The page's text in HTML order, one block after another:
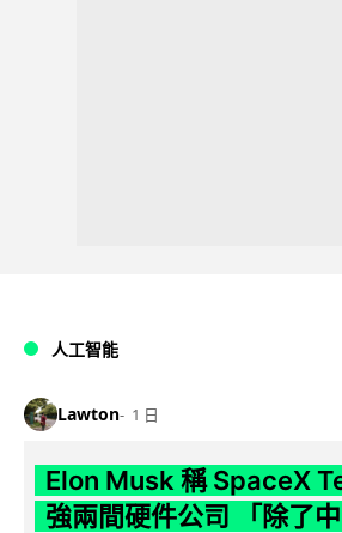
人工智能
Lawton 1 日
Elon Musk 稱 SpaceX
強兩間硬件公司 「除了中